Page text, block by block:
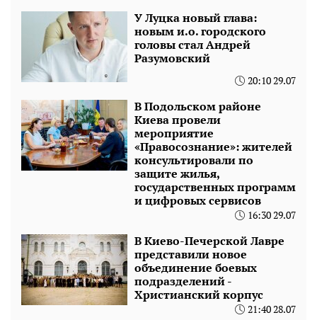
У Луцка новый глава:
новым и.о. городского
головы стал Андрей
Разумовский
20:10 29.07
В Подольском районе
Киева провели
мероприятие
«Правосознание»: жителей
консультировали по
защите жилья,
государственных программ
и цифровых сервисов
16:30 29.07
В Киево-Печерской Лавре
представили новое
объединение боевых
подразделений -
Христианский корпус
21:40 28.07